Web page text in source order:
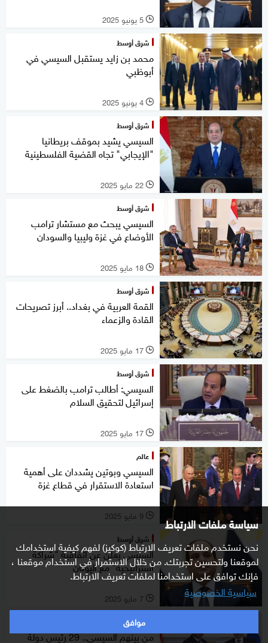
سياسة ملفات الارتباط
نحن نستخدم ملفات تعريف الارتباط (كوكيز) لفهم كيفية استخدامك
لموقعنا ولتحسين تجربتك. من خلال الاستمرار في استخدام موقعنا ،
فإنك توافق على استخدامنا لملفات تعريف الارتباط.
سياسية الخصوصية
موافق
l 5 يونيو 2025
شرق أوسط
محمد بن زايد يستقبل السيسي في
أبوظبي
l 4 يونيو 2025
شرق أوسط
السيسي يشيد بموقف بريطانيا
"الإيجابي" تجاه القضية الفلسطينية
l 22 مايو 2025
شرق أوسط
السيسي يبحث مع مستشار ترامب
الأوضاع في غزة وليبيا والسودان
l 18 مايو 2025
شرق أوسط
القمة العربية في بغداد.. أبرز تصريحات
القادة والزعماء
l 17 مايو 2025
شرق أوسط
السيسي: أطالب ترامب بالضغط على
إسرائيل لتحقيق السلام
l 17 مايو 2025
عالم
السيسي وبوتين يشددان على أهمية
استعادة الاستقرار في قطاع غزة
l 9 مايو 2025
شرق أوسط
السيسي يعلن عن اتفاقية "شراكة
استراتيجية" مع اليونان
l 7 مايو 2025
عالم
من بينهم السيسي.. 29 رئيس دولة